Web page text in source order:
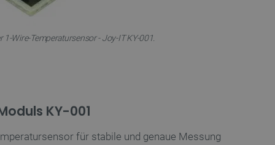
1-Wire-Temperatursensor - Joy-IT KY-001.
KY-001
für stabile und genaue Messung